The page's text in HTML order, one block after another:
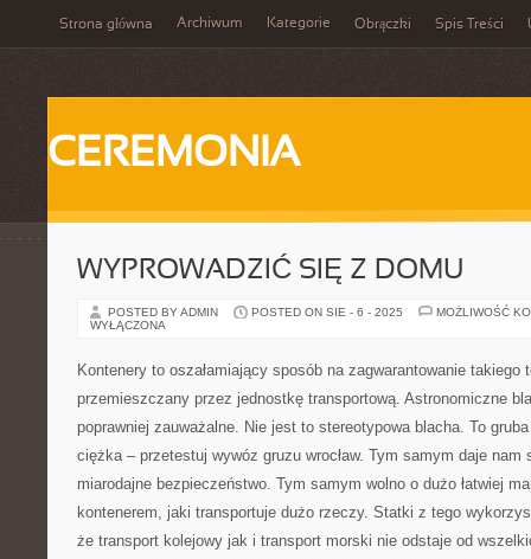
Strona główna Archiwum Kategorie Obrączki Spis Treści
CEREMONIA
WYPROWADZIĆ SIĘ Z DOMU
POSTED BY ADMIN POSTED ON SIE - 6 - 2025
MOŻLIWOŚĆ
WYŁĄCZONA
Kontenery to oszałamiający sposób na zagwarantowanie takiego
przemieszczany przez jednostkę transportową. Astronomiczne
poprawniej zauważalne. Nie jest to stereotypowa blacha. To
ciężka – przetestuj wywóz gruzu wrocław. Tym samym daje nam
miarodajne bezpieczeństwo. Tym samym wolno o dużo łatwiej
kontenerem, jaki transportuje dużo rzeczy. Statki z tego
że transport kolejowy jak i transport morski nie odstaje od